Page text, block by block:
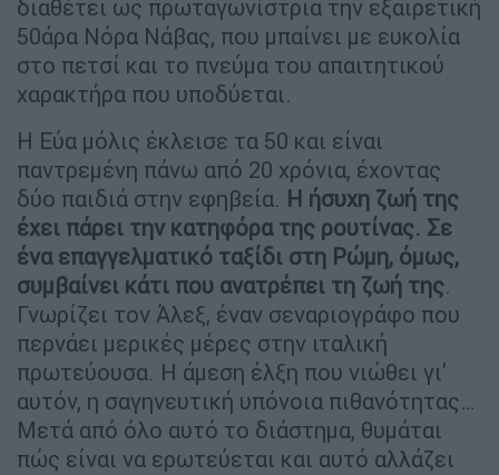
διαθέτει ως πρωταγωνίστρια την εξαιρετική
50άρα Νόρα Νάβας, που μπαίνει με ευκολία
στο πετσί και το πνεύμα του απαιτητικού
χαρακτήρα που υποδύεται.
Η Εύα μόλις έκλεισε τα 50 και είναι
παντρεμένη πάνω από 20 χρόνια, έχοντας
δύο παιδιά στην εφηβεία. Η ήσυχη ζωή της
έχει πάρει την κατηφόρα της ρουτίνας. Σε
ένα επαγγελματικό ταξίδι στη Ρώμη, όμως,
συμβαίνει κάτι που ανατρέπει τη ζωή της.
Γνωρίζει τον Άλεξ, έναν σεναριογράφο που
περνάει μερικές μέρες στην ιταλική
πρωτεύουσα. Η άμεση έλξη που νιώθει γι'
αυτόν, η σαγηνευτική υπόνοια πιθανότητας…
Μετά από όλο αυτό το διάστημα, θυμάται
πώς είναι να ερωτεύεται και αυτό αλλάζει